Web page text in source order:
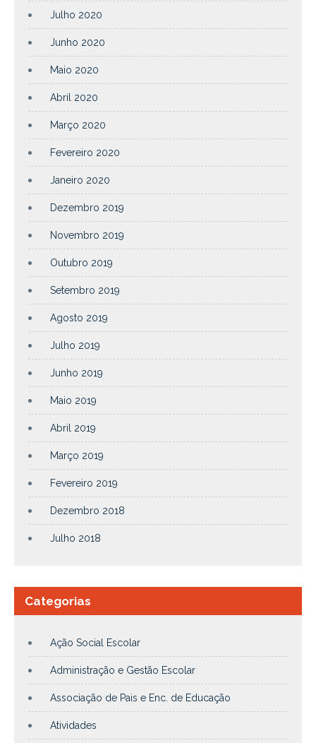
Julho 2020
Junho 2020
Maio 2020
Abril 2020
Março 2020
Fevereiro 2020
Janeiro 2020
Dezembro 2019
Novembro 2019
Outubro 2019
Setembro 2019
Agosto 2019
Julho 2019
Junho 2019
Maio 2019
Abril 2019
Março 2019
Fevereiro 2019
Dezembro 2018
Julho 2018
Categorias
Ação Social Escolar
Administração e Gestão Escolar
Associação de Pais e Enc. de Educação
Atividades